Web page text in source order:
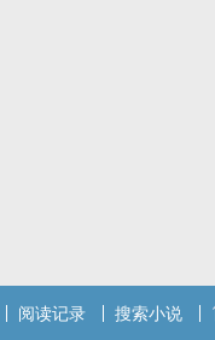
阅读记录 搜索小说